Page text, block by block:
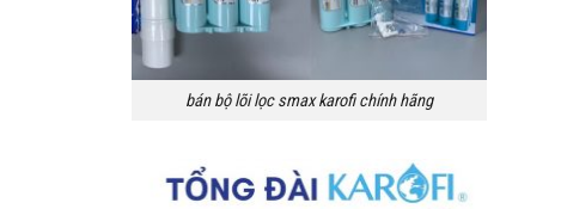
bán bộ lõi lọc smax karofi chính hãng